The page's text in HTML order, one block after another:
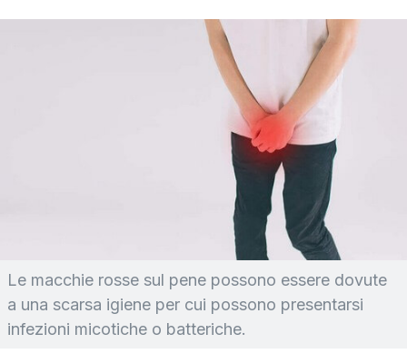
Le macchie rosse sul pene possono essere dovute
a una scarsa igiene per cui possono presentarsi
infezioni micotiche o batteriche.